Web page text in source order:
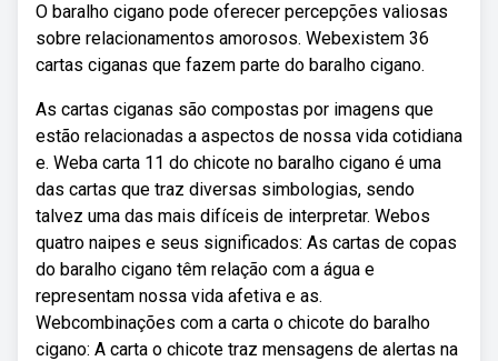
O baralho cigano pode oferecer percepções valiosas
sobre relacionamentos amorosos. Webexistem 36
cartas ciganas que fazem parte do baralho cigano.
As cartas ciganas são compostas por imagens que
estão relacionadas a aspectos de nossa vida cotidiana
e. Weba carta 11 do chicote no baralho cigano é uma
das cartas que traz diversas simbologias, sendo
talvez uma das mais difíceis de interpretar. Webos
quatro naipes e seus significados: As cartas de copas
do baralho cigano têm relação com a água e
representam nossa vida afetiva e as.
Webcombinações com a carta o chicote do baralho
cigano: A carta o chicote traz mensagens de alertas na